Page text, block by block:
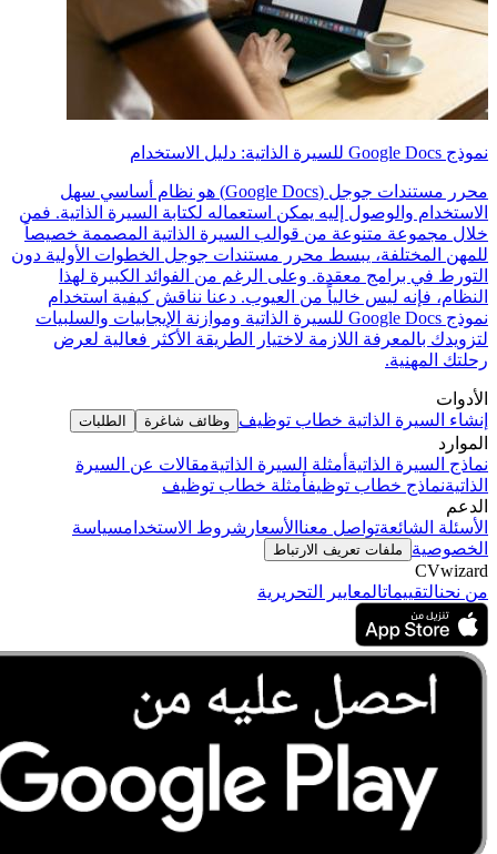
نموذج Google Docs للسيرة الذاتية: دليل الاستخدام
محرر مستندات جوجل (Google Docs) هو نظام أساسي سهل
الاستخدام والوصول إليه يمكن استعماله لكتابة السيرة الذاتية. فمن
خلال مجموعة متنوعة من قوالب السيرة الذاتية المصممة خصيصاً
للمهن المختلفة، يبسط محرر مستندات جوجل الخطوات الأولية دون
التورط في برامج معقدة. وعلى الرغم من الفوائد الكبيرة لهذا
النظام، فإنه ليس خالياً من العيوب. دعنا نناقش كيفية استخدام
نموذج Google Docs للسيرة الذاتية وموازنة الإيجابيات والسلبيات
لتزويدك بالمعرفة اللازمة لاختيار الطريقة الأكثر فعالية لعرض
رحلتك المهنية.
الأدوات
إنشاء السيرة الذاتية خطاب توظيف وظائف شاغرة الطلبات
الموارد
نماذج السيرة الذاتية أمثلة السيرة الذاتيةمقالات عن السيرة
الذاتيةنماذج خطاب توظيفأمثلة خطاب توظيف
الدعم
الأسئلة الشائعةتواصل معنا الأسعار شروط الاستخدامسياسة
الخصوصية
ملفات تعريف الارتباط
CVwizard
من نحنالتقييماتالمعايير التحريرية